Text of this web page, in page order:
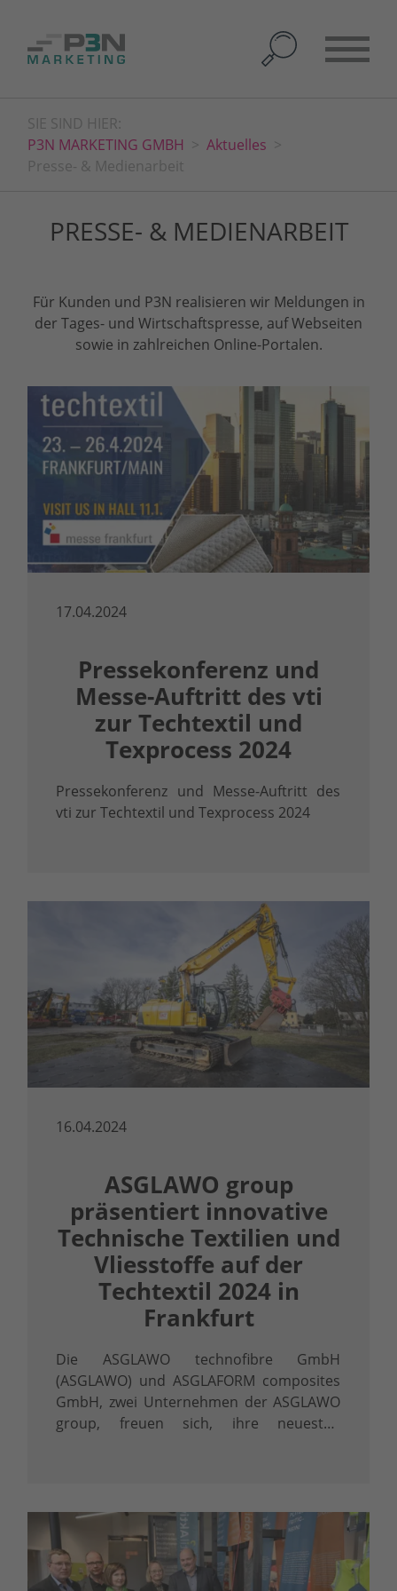
SIE SIND HIER:
P3N MARKETING GMBH
Aktuelles
Presse- & Medienarbeit
PRESSE- & MEDIENARBEIT
Für Kunden und P3N realisieren wir Meldungen in
der Tages- und Wirtschaftspresse, auf Webseiten
sowie in zahlreichen Online-Portalen.
17.04.2024
Pressekonferenz und
Messe-Auftritt des vti
zur Techtextil und
Texprocess 2024
Pressekonferenz und Messe-Auftritt des
vti zur Techtextil und Texprocess 2024
16.04.2024
ASGLAWO group
präsentiert innovative
Technische Textilien und
Vliesstoffe auf der
Techtextil 2024 in
Frankfurt
Die ASGLAWO technofibre GmbH
(ASGLAWO) und ASGLAFORM composites
GmbH, zwei Unternehmen der ASGLAWO
group, freuen sich, ihre neuesten
2024 vorzustellen